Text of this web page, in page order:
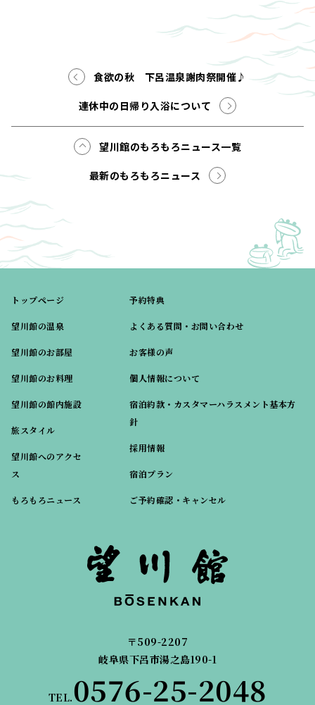
食欲の秋 下呂温泉謝肉祭開催♪
連休中の日帰り入浴について
望川館のもろもろニュース一覧
最新のもろもろニュース
トップページ
望川館の温泉
望川館のお部屋
望川館のお料理
望川館の館内施設
旅スタイル
望川館へのアクセ
ス
もろもろニュース
予約特典
よくある質問・お問い合わせ
お客様の声
個人情報について
宿泊約款・カスタマーハラスメント基本方
針
採用情報
宿泊プラン
ご予約確認・キャンセル
〒509-2207
岐阜県下呂市湯之島190-1
TEL.0576-25-2048